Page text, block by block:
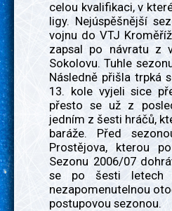
celou kvalifikaci, v
ligy. Nejúspěšnější
vojnu do VTJ
zapsal po návratu z
Sokolovu. Tuhle
Následně přišla trpká
13. kole vyjeli sice
přesto se už z
jedním z šesti hráčů,
baráže. Před
Prostějova, kterou
Sezonu 2006/07
se po šesti letech
nezapomenutelnou
postupovou sezonou.